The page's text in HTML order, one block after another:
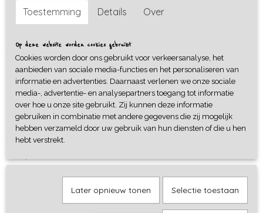
Dezehouten pincet
is perfect voor sensorisch spel en het
oefenen van fijne motoriek. Dit gereedschap is gemaakt van
het een perfecte aanvulling is op de sensorische speelervaring
van kinderen. Het pincet bevordert de ontwikkeling van fijne
motoriek, creativiteit en zintuiglijke waarneming.
Een duurzame en veelzijdige toevoeging aan iedere speeltafel!
Gemaakt vanFSC-gekeurd hout
Voorzien vanCE- en UKCA-keurmerk
Toestemming Details Over
Op deze website worden cookies gebruikt
Cookies worden door ons gebruikt voor verkeersanalyse, het
aanbieden van sociale media-functies en het personaliseren van
informatie en advertenties. Daarnaast verlenen we onze sociale
media-, advertentie- en analysepartners toegang tot informatie
over hoe u onze site gebruikt. Zij kunnen deze informatie
gebruiken in combinatie met andere gegevens die zij mogelijk
hebben verzameld door uw gebruik van hun diensten of die u hen
hebt verstrekt.
Later opnieuw tonen Selectie toestaan